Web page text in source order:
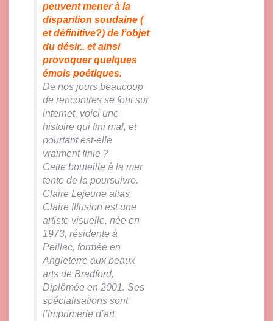
peuvent mener à la
disparition soudaine (
et définitive?) de l’objet
du désir.. et ainsi
provoquer quelques
émois poétiques.
De nos jours beaucoup
de rencontres se font sur
internet, voici une
histoire qui fini mal, et
pourtant est-elle
vraiment finie ?
Cette bouteille à la mer
tente de la poursuivre.
Claire Lejeune alias
Claire Illusion est une
artiste visuelle, née en
1973, résidente à
Peillac, formée en
Angleterre aux beaux
arts de Bradford,
Diplômée en 2001. Ses
spécialisations sont
l’imprimerie d’art